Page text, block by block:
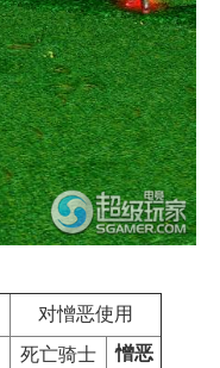
对憎恶使用
死亡骑士 憎恶